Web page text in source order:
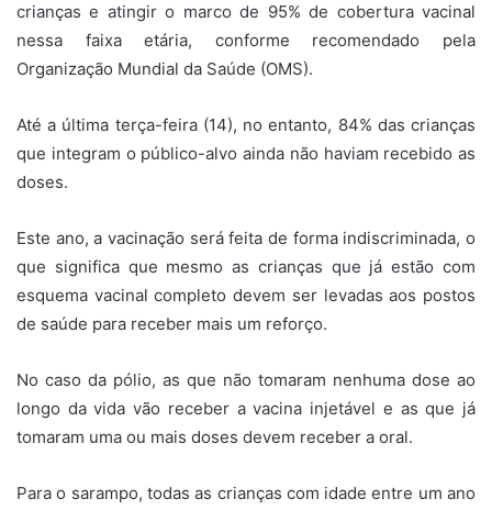
crianças e atingir o marco de 95% de cobertura vacinal
nessa faixa etária, conforme recomendado pela
Organização Mundial da Saúde (OMS).
Até a última terça-feira (14), no entanto, 84% das crianças
que integram o público-alvo ainda não haviam recebido as
doses.
Este ano, a vacinação será feita de forma indiscriminada, o
que significa que mesmo as crianças que já estão com
esquema vacinal completo devem ser levadas aos postos
de saúde para receber mais um reforço.
No caso da pólio, as que não tomaram nenhuma dose ao
longo da vida vão receber a vacina injetável e as que já
tomaram uma ou mais doses devem receber a oral.
Para o sarampo, todas as crianças com idade entre um ano